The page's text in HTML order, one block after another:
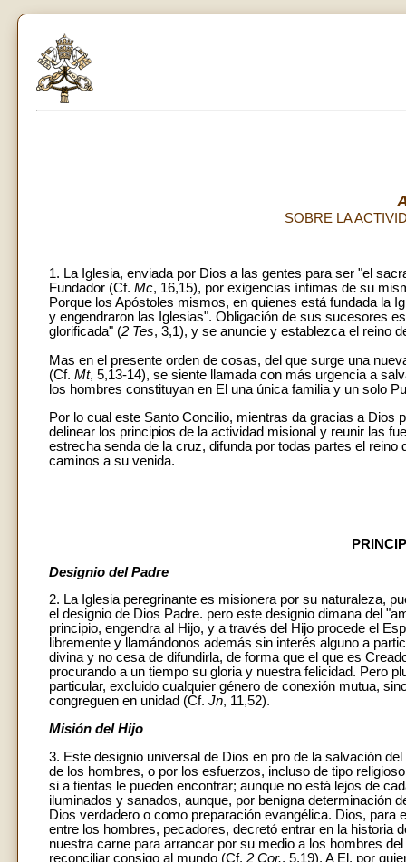
SOBRE LA
1. La Iglesia, enviada por Dios a las gentes para ser "el
Fundador (Cf. Mc, 16,15), por exigencias íntimas de su
Porque los Apóstoles mismos, en quienes está fundada la
y engendraron las Iglesias". Obligación de sus sucesores
glorificada" (2 Tes, 3,1), y se anuncie y establezca el reino
Mas en el presente orden de cosas, del que surge una
(Cf. Mt, 5,13-14), se siente llamada con más urgencia a
los hombres constituyan en El una única familia y un solo
Por lo cual este Santo Concilio, mientras da gracias a Dios
delinear los principios de la actividad misional y reunir las
estrecha senda de la cruz, difunda por todas partes el
caminos a su venida.
Designio del Padre
2. La Iglesia peregrinante es misionera por su naturaleza,
el designio de Dios Padre. pero este designio dimana del
principio, engendra al Hijo, y a través del Hijo procede el
libremente y llamándonos además sin interés alguno a
divina y no cesa de difundirla, de forma que el que es
procurando a un tiempo su gloria y nuestra felicidad. Pero
particular, excluido cualquier género de conexión mutua,
congreguen en unidad (Cf. Jn, 11,52).
Misión del Hijo
3. Este designio universal de Dios en pro de la salvación
de los hombres, o por los esfuerzos, incluso de tipo
si a tientas le pueden encontrar; aunque no está lejos de
iluminados y sanados, aunque, por benigna determinación
Dios verdadero o como preparación evangélica. Dios,
entre los hombres, pecadores, decretó entrar en la historia
nuestra carne para arrancar por su medio a los hombres
reconciliar consigo al mundo (Cf. 2 Cor., 5,19). A El, por